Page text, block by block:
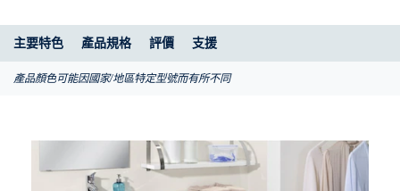
主要特色 產品規格 評價 支援
產品顏色可能因國家/地區特定型號而有所不同